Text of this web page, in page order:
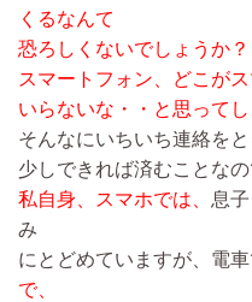
くるなんて
恐ろしくないでしょうか？
スマートフォン、どこが
いらないな・・と思って
そんなにいちいち連絡を
少しできれば済むことな
私自身、スマホでは、 息
み
にとどめていますが、電
で、